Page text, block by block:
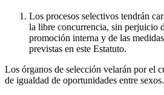
Los procesos selectivos tendrán
la libre concurrencia, sin perjuicio
promoción interna y de las
previstas en este Estatuto.
Los órganos de selección velarán por el
de igualdad de oportunidades entre sexos.